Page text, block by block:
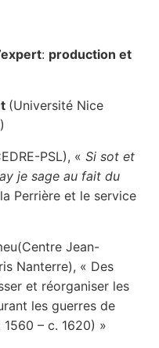
: production et
(Université Nice
PSL), « Si sot et
je sage au fait du
Perrière et le service
Jean-
Nanterre), « Des
et réorganiser les
les guerres de
– c. 1620) »